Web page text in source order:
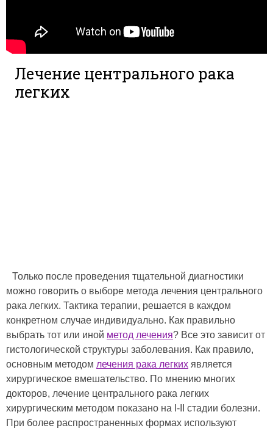
Лечение центрального рака
легких
Только после проведения тщательной диагностики
можно говорить о выборе метода лечения центрального
рака легких. Тактика терапии, решается в каждом
конкретном случае индивидуально. Как правильно
выбрать тот или иной метод лечения? Все это зависит от
гистологической структуры заболевания. Как правило,
основным методом лечения рака легких является
хирургическое вмешательство. По мнению многих
докторов, лечение центрального рака легких
хирургическим методом показано на I-II стадии болезни.
При более распространенных формах используют